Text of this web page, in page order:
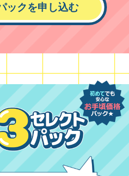
ックを申し込む